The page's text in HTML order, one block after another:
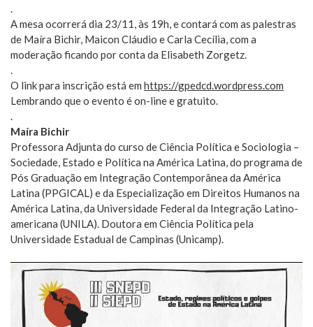
A mesa ocorrerá dia 23/11, às 19h, e contará com as palestras
de Maíra Bichir, Maicon Cláudio e Carla Cecília, com a
moderação ficando por conta da Elisabeth Zorgetz.
O link para inscrição está em https://gpedcd.wordpress.com
Lembrando que o evento é on-line e gratuito.
Maíra Bichir
Professora Adjunta do curso de Ciência Política e Sociologia –
Sociedade, Estado e Política na América Latina, do programa de
Pós Graduação em Integração Contemporânea da América
Latina (PPGICAL) e da Especialização em Direitos Humanos na
América Latina, da Universidade Federal da Integração Latino-
americana (UNILA). Doutora em Ciência Política pela
Universidade Estadual de Campinas (Unicamp).